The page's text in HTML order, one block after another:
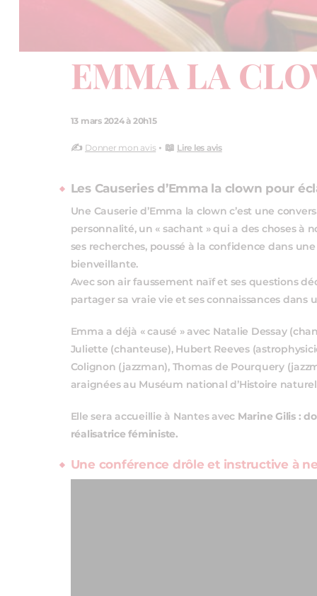
EMMA LA
13 mars 2024 à 20h15
✍️ Donner mon avis• 📖 Lire les avis
Les Causeries d’Emma la clown pour
Une Causerie d’Emma la clown c’est une
personnalité, un « sachant » qui a des choses à
ses recherches, poussé à la confidence dans
bienveillante.
Avec son air faussement naïf et ses questions
partager sa vraie vie et ses connaissances dans
Emma a déjà « causé » avec Natalie Dessay
Juliette (chanteuse), Hubert Reeves
Colignon (jazzman), Thomas de Pourquery
araignées au Muséum national d’Histoire
Elle sera accueillie à Nantes avec Marine Gilis :
réalisatrice féministe.
Une conférence drôle et instructive à